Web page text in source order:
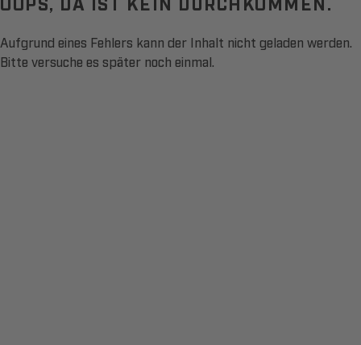
Aufgrund eines Fehlers kann der Inhalt nicht geladen werden.
Bitte versuche es später noch einmal.